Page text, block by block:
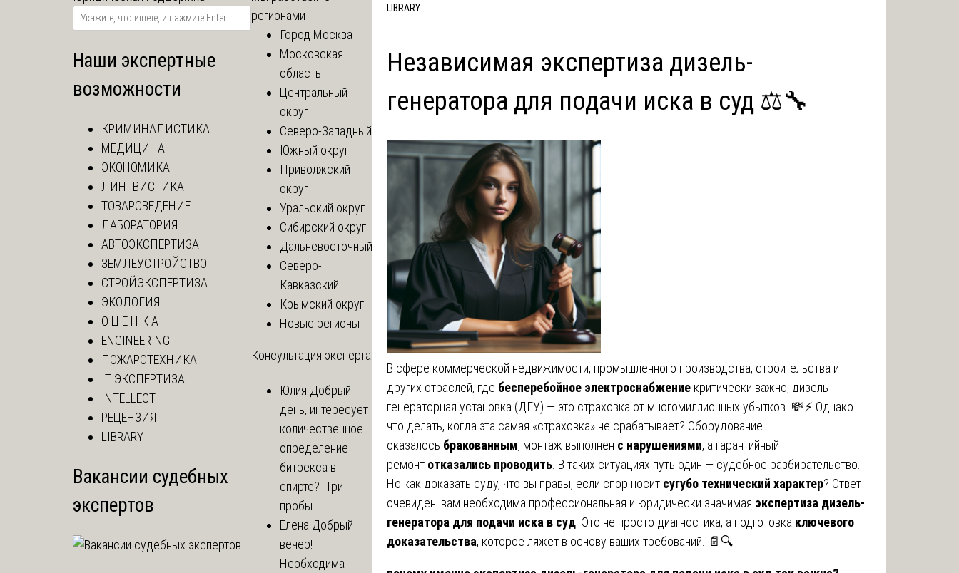
LIBRARY
Независимая экспертиза дизель-
генератора для подачи иска в суд ⚖️🔧
В сфере коммерческой недвижимости, промышленного производства, строительства и
других отраслей, где бесперебойное электроснабжение критически важно, дизель-
генераторная установка (ДГУ) — это страховка от многомиллионных убытков. 💸⚡ Однако
что делать, когда эта самая «страховка» не срабатывает? Оборудование
оказалось бракованным, монтаж выполнен с нарушениями, а гарантийный
ремонт отказались проводить . В таких ситуациях путь один — судебное разбирательство.
Но как доказать суду, что вы правы, если спор носит сугубо технический характер? Ответ
очевиден: вам необходима профессиональная и юридически значимая экспертиза дизель-
генератора для подачи иска в суд . Это не просто диагностика, а подготовка ключевого
доказательства, которое ляжет в основу ваших требований. 📄🔍
Наши экспертные
возможности
КРИМИНАЛИСТИКА
МЕДИЦИНА
ЭКОНОМИКА
ЛИНГВИСТИКА
ТОВАРОВЕДЕНИЕ
ЛАБОРАТОРИЯ
АВТОЭКСПЕРТИЗА
ЗЕМЛЕУСТРОЙСТВО
СТРОЙЭКСПЕРТИЗА
ЭКОЛОГИЯ
О Ц Е Н К А
ENGINEERING
ПОЖАРОТЕХНИКА
IT ЭКСПЕРТИЗА
INTELLECT
РЕЦЕНЗИЯ
LIBRARY
Вакансии судебных
экспертов
регионами
Город Москва
Московская
область
Центральный
округ
Северо-Западный
Южный округ
Приволжский
округ
Уральский округ
Сибирский округ
Дальневосточный
Северо-
Кавказский
Крымский округ
Новые регионы
Консультация эксперта
Юлия Добрый
день, интересует
количественное
определение
битрекса в
спирте? Три
пробы
Елена Добрый
вечер!
Необходима